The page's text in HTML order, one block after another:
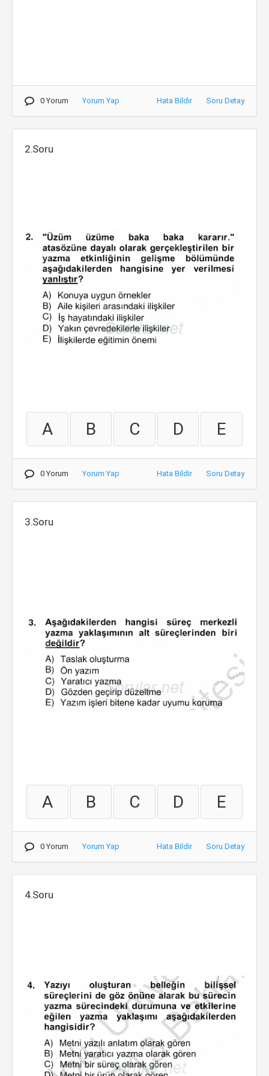
0 Yorum Yorum Yap Hata Bildir Soru Detay
2.Soru
A B C D E
0 Yorum Yorum Yap Hata Bildir Soru Detay
3.Soru
A B C D E
0 Yorum Yorum Yap Hata Bildir Soru Detay
4.Soru